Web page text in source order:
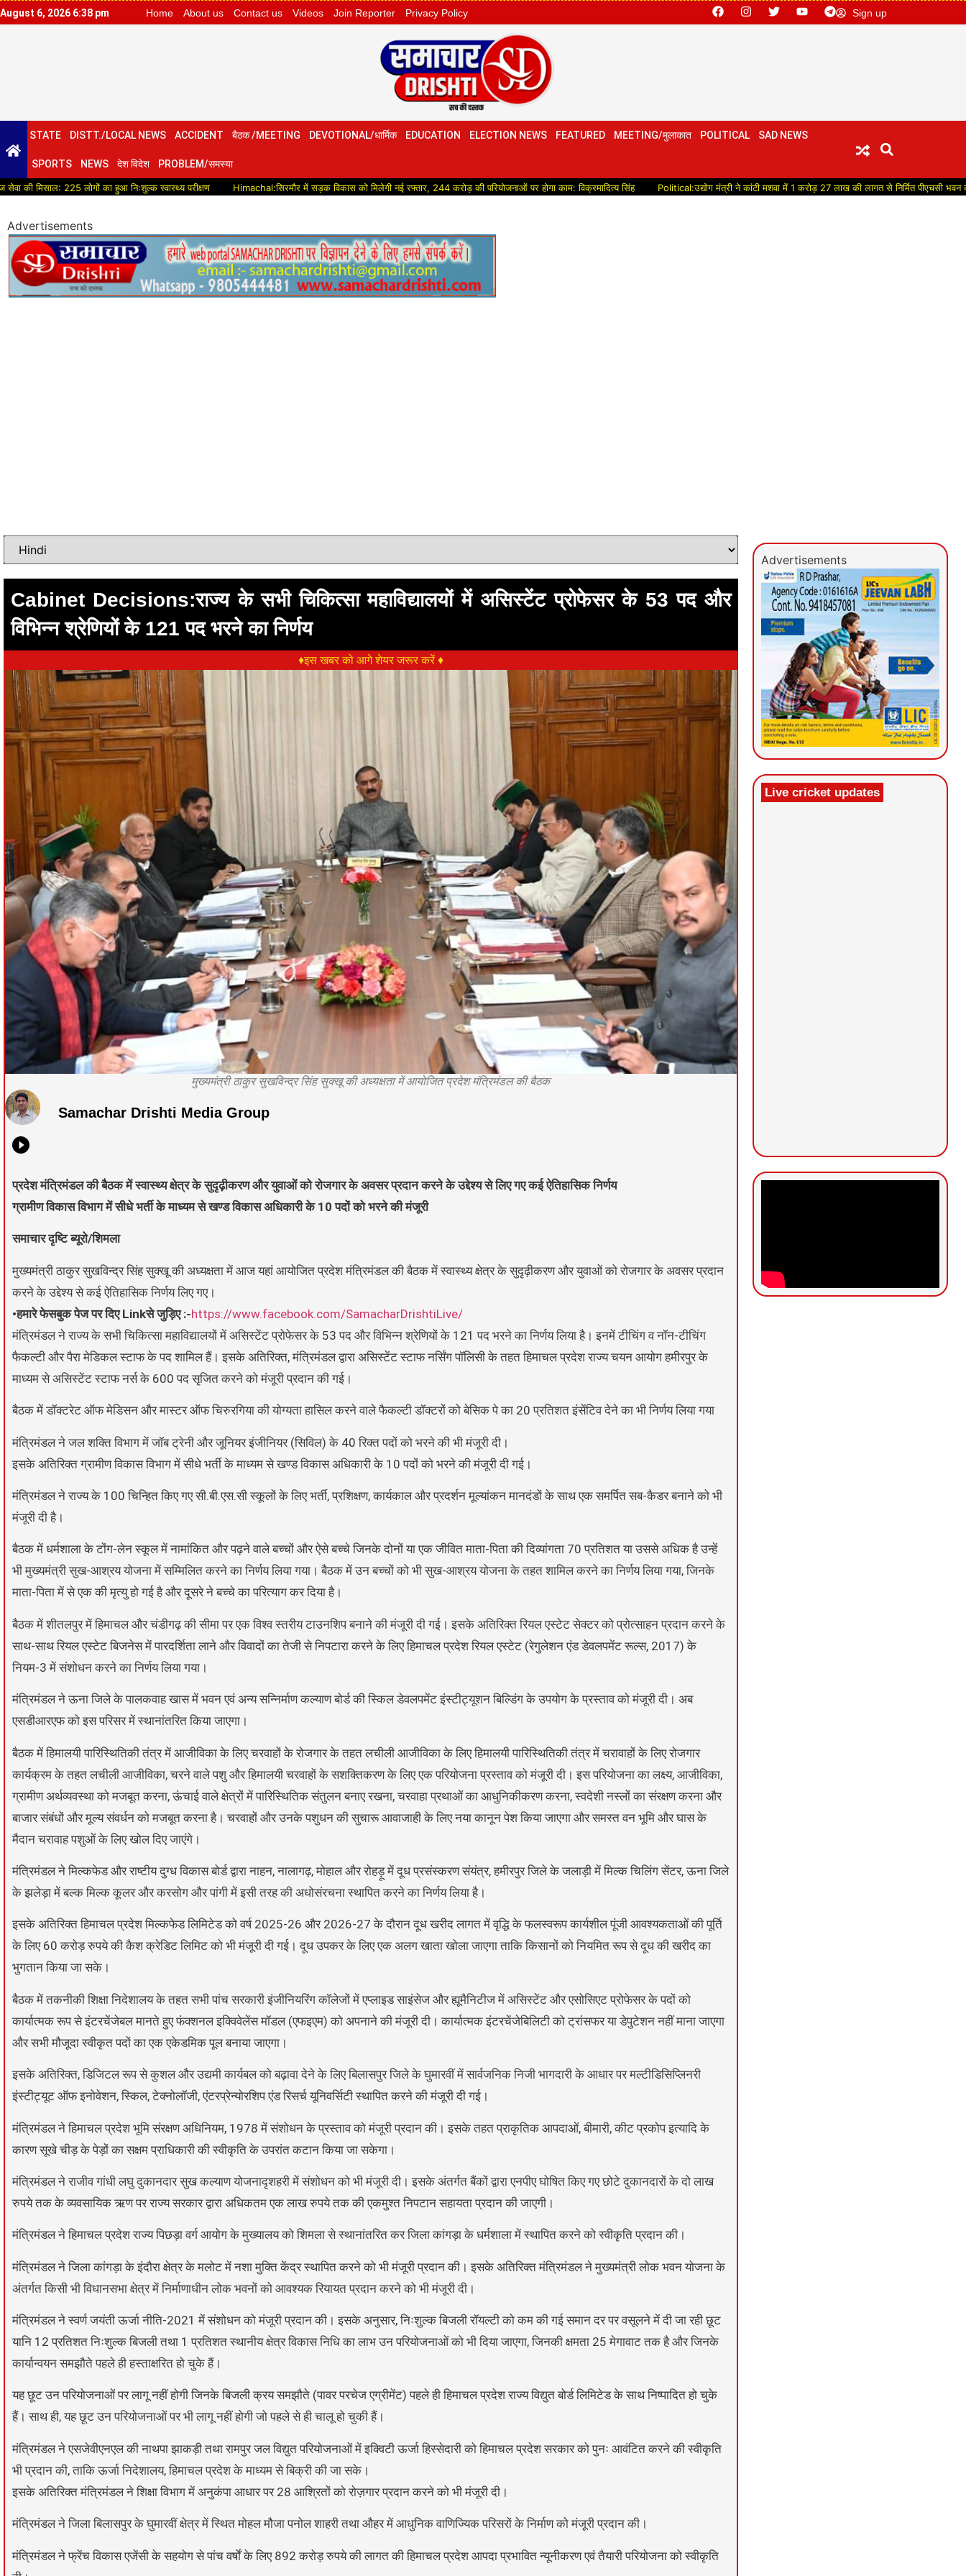
August 6, 2026 6:38 pm Home About us Contact us Videos Join Reporter Privacy Policy Sign up
STATE DISTT./LOCAL NEWS ACCIDENT बैठक /MEETING DEVOTIONAL/धार्मिक EDUCATION ELECTION NEWS FEATURED MEETING/मुलाकात POLITICAL SAD NEWS
SPORTS NEWS देश विदेश PROBLEM/समस्या
225 लोगों का हुआ निःशुल्क स्वास्थ्य परीक्षण Himachal:सिरमौर में सड़क विकास को मिलेगी नई रफ्तार, 244 करोड़ की परियोजनाओं पर होगा काम: विक्रमादित्य सिंह Political:उद्योग मंत्री ने कांटी मशवा में 1 करोड़ 27 लाख की लागत से निर्मित पीएचसी भवन का किया
Advertisements
Cabinet Decisions:राज्य के सभी चिकित्सा महाविद्यालयों में असिस्टेंट प्रोफेसर के 53 पद और
विभिन्न श्रेणियों के 121 पद भरने का निर्णय
♦इस खबर को आगे शेयर जरूर करें ♦
मुख्यमंत्री ठाकुर सुखविन्द्र सिंह सुक्खू की अध्यक्षता में आयोजित प्रदेश मंत्रिमंडल की बैठक
Samachar Drishti Media Group
प्रदेश मंत्रिमंडल की बैठक में स्वास्थ्य क्षेत्र के सुदृढ़ीकरण और युवाओं को रोजगार के अवसर प्रदान करने के उद्देश्य से लिए गए कई ऐतिहासिक निर्णय
ग्रामीण विकास विभाग में सीधे भर्ती के माध्यम से खण्ड विकास अधिकारी के 10 पदों को भरने की मंजूरी
समाचार दृष्टि ब्यूरो/शिमला
मुख्यमंत्री ठाकुर सुखविन्द्र सिंह सुक्खू की अध्यक्षता में आज यहां आयोजित प्रदेश मंत्रिमंडल की बैठक में स्वास्थ्य क्षेत्र के सुदृढ़ीकरण और युवाओं को रोजगार के अवसर प्रदान
करने के उद्देश्य से कई ऐतिहासिक निर्णय लिए गए।
•हमारे फेसबुक पेज पर दिए Linkसे जुड़िए :-https://www.facebook.com/SamacharDrishtiLive/
मंत्रिमंडल ने राज्य के सभी चिकित्सा महाविद्यालयों में असिस्टेंट प्रोफेसर के 53 पद और विभिन्न श्रेणियों के 121 पद भरने का निर्णय लिया है। इनमें टीचिंग व नॉन-टीचिंग
फैकल्टी और पैरा मेडिकल स्टाफ के पद शामिल हैं। इसके अतिरिक्त, मंत्रिमंडल द्वारा असिस्टेंट स्टाफ नर्सिंग पॉलिसी के तहत हिमाचल प्रदेश राज्य चयन आयोग हमीरपुर के
माध्यम से असिस्टेंट स्टाफ नर्स के 600 पद सृजित करने को मंजूरी प्रदान की गई।
बैठक में डॉक्टरेट ऑफ मेडिसन और मास्टर ऑफ चिरुरगिया की योग्यता हासिल करने वाले फैकल्टी डॉक्टरों को बेसिक पे का 20 प्रतिशत इंसेंटिव देने का भी निर्णय लिया गया
मंत्रिमंडल ने जल शक्ति विभाग में जॉब ट्रेनी और जूनियर इंजीनियर (सिविल) के 40 रिक्त पदों को भरने की भी मंजूरी दी।
इसके अतिरिक्त ग्रामीण विकास विभाग में सीधे भर्ती के माध्यम से खण्ड विकास अधिकारी के 10 पदों को भरने की मंजूरी दी गई।
मंत्रिमंडल ने राज्य के 100 चिन्हित किए गए सी.बी.एस.सी स्कूलों के लिए भर्ती, प्रशिक्षण, कार्यकाल और प्रदर्शन मूल्यांकन मानदंडों के साथ एक समर्पित सब-कैडर बनाने को भी
मंजूरी दी है।
बैठक में धर्मशाला के टोंग-लेन स्कूल में नामांकित और पढ़ने वाले बच्चों और ऐसे बच्चे जिनके दोनों या एक जीवित माता-पिता की दिव्यांगता 70 प्रतिशत या उससे अधिक है उन्हें
भी मुख्यमंत्री सुख-आश्रय योजना में सम्मिलित करने का निर्णय लिया गया। बैठक में उन बच्चों को भी सुख-आश्रय योजना के तहत शामिल करने का निर्णय लिया गया, जिनके
माता-पिता में से एक की मृत्यु हो गई है और दूसरे ने बच्चे का परित्याग कर दिया है।
बैठक में शीतलपुर में हिमाचल और चंडीगढ़ की सीमा पर एक विश्व स्तरीय टाउनशिप बनाने की मंजूरी दी गई। इसके अतिरिक्त रियल एस्टेट सेक्टर को प्रोत्साहन प्रदान करने के
साथ-साथ रियल एस्टेट बिजनेस में पारदर्शिता लाने और विवादों का तेजी से निपटारा करने के लिए हिमाचल प्रदेश रियल एस्टेट (रेगुलेशन एंड डेवलपमेंट रूल्स, 2017) के
नियम-3 में संशोधन करने का निर्णय लिया गया।
मंत्रिमंडल ने ऊना जिले के पालकवाह खास में भवन एवं अन्य सन्निर्माण कल्याण बोर्ड की स्किल डेवलपमेंट इंस्टीट्यूशन बिल्डिंग के उपयोग के प्रस्ताव को मंजूरी दी। अब
एसडीआरएफ को इस परिसर में स्थानांतरित किया जाएगा।
बैठक में हिमालयी पारिस्थितिकी तंत्र में आजीविका के लिए चरवाहों के रोजगार के तहत लचीली आजीविका के लिए हिमालयी पारिस्थितिकी तंत्र में चरावाहों के लिए रोजगार
कार्यक्रम के तहत लचीली आजीविका, चरने वाले पशु और हिमालयी चरवाहों के सशक्तिकरण के लिए एक परियोजना प्रस्ताव को मंजूरी दी। इस परियोजना का लक्ष्य, आजीविका,
ग्रामीण अर्थव्यवस्था को मजबूत करना, ऊंचाई वाले क्षेत्रों में पारिस्थितिक संतुलन बनाए रखना, चरवाहा प्रथाओं का आधुनिकीकरण करना, स्वदेशी नस्लों का संरक्षण करना और
बाजार संबंधों और मूल्य संवर्धन को मजबूत करना है। चरवाहों और उनके पशुधन की सुचारू आवाजाही के लिए नया कानून पेश किया जाएगा और समस्त वन भूमि और घास के
मैदान चरावाह पशुओं के लिए खोल दिए जाएंगे।
मंत्रिमंडल ने मिल्कफेड और राष्टीय दुग्ध विकास बोर्ड द्वारा नाहन, नालागढ़, मोहाल और रोहड़ू में दूध प्रसंस्करण संयंत्र, हमीरपुर जिले के जलाड़ी में मिल्क चिलिंग सेंटर, ऊना जिले
के झलेड़ा में बल्क मिल्क कूलर और करसोग और पांगी में इसी तरह की अधोसंरचना स्थापित करने का निर्णय लिया है।
इसके अतिरिक्त हिमाचल प्रदेश मिल्कफेड लिमिटेड को वर्ष 2025-26 और 2026-27 के दौरान दूध खरीद लागत में वृद्धि के फलस्वरूप कार्यशील पूंजी आवश्यकताओं की पूर्ति
के लिए 60 करोड़ रुपये की कैश क्रेडिट लिमिट को भी मंजूरी दी गई। दूध उपकर के लिए एक अलग खाता खोला जाएगा ताकि किसानों को नियमित रूप से दूध की खरीद का
भुगतान किया जा सके।
बैठक में तकनीकी शिक्षा निदेशालय के तहत सभी पांच सरकारी इंजीनियरिंग कॉलेजों में एप्लाइड साइंसेज और ह्यूमैनिटीज में असिस्टेंट और एसोसिएट प्रोफेसर के पदों को
कार्यात्मक रूप से इंटरचेंजेबल मानते हुए फंक्शनल इक्विवेलेंस मॉडल (एफइएम) को अपनाने की मंजूरी दी। कार्यात्मक इंटरचेंजेबिलिटी को ट्रांसफर या डेपुटेशन नहीं माना जाएगा
और सभी मौजूदा स्वीकृत पदों का एक एकेडमिक पूल बनाया जाएगा।
इसके अतिरिक्त, डिजिटल रूप से कुशल और उद्यमी कार्यबल को बढ़ावा देने के लिए बिलासपुर जिले के घुमारवीं में सार्वजनिक निजी भागदारी के आधार पर मल्टीडिसिप्लिनरी
इंस्टीट्यूट ऑफ इनोवेशन, स्किल, टेक्नोलॉजी, एंटरप्रेन्योरशिप एंड रिसर्च यूनिवर्सिटी स्थापित करने की मंजूरी दी गई।
मंत्रिमंडल ने हिमाचल प्रदेश भूमि संरक्षण अधिनियम, 1978 में संशोधन के प्रस्ताव को मंजूरी प्रदान की। इसके तहत प्राकृतिक आपदाओं, बीमारी, कीट प्रकोप इत्यादि के
कारण सूखे चीड़ के पेड़ों का सक्षम प्राधिकारी की स्वीकृति के उपरांत कटान किया जा सकेगा।
मंत्रिमंडल ने राजीव गांधी लघु दुकानदार सुख कल्याण योजनादृशहरी में संशोधन को भी मंजूरी दी। इसके अंतर्गत बैंकों द्वारा एनपीए घोषित किए गए छोटे दुकानदारों के दो लाख
रुपये तक के व्यवसायिक ऋण पर राज्य सरकार द्वारा अधिकतम एक लाख रुपये तक की एकमुश्त निपटान सहायता प्रदान की जाएगी।
मंत्रिमंडल ने हिमाचल प्रदेश राज्य पिछड़ा वर्ग आयोग के मुख्यालय को शिमला से स्थानांतरित कर जिला कांगड़ा के धर्मशाला में स्थापित करने को स्वीकृति प्रदान की।
मंत्रिमंडल ने जिला कांगड़ा के इंदौरा क्षेत्र के मलोट में नशा मुक्ति केंद्र स्थापित करने को भी मंजूरी प्रदान की। इसके अतिरिक्त मंत्रिमंडल ने मुख्यमंत्री लोक भवन योजना के
अंतर्गत किसी भी विधानसभा क्षेत्र में निर्माणाधीन लोक भवनों को आवश्यक रियायत प्रदान करने को भी मंजूरी दी।
मंत्रिमंडल ने स्वर्ण जयंती ऊर्जा नीति-2021 में संशोधन को मंजूरी प्रदान की। इसके अनुसार, निःशुल्क बिजली रॉयल्टी को कम की गई समान दर पर वसूलने में दी जा रही छूट
यानि 12 प्रतिशत निःशुल्क बिजली तथा 1 प्रतिशत स्थानीय क्षेत्र विकास निधि का लाभ उन परियोजनाओं को भी दिया जाएगा, जिनकी क्षमता 25 मेगावाट तक है और जिनके
कार्यान्वयन समझौते पहले ही हस्ताक्षरित हो चुके हैं।
यह छूट उन परियोजनाओं पर लागू नहीं होगी जिनके बिजली क्रय समझौते (पावर परचेज एग्रीमेंट) पहले ही हिमाचल प्रदेश राज्य विद्युत बोर्ड लिमिटेड के साथ निष्पादित हो चुके
हैं। साथ ही, यह छूट उन परियोजनाओं पर भी लागू नहीं होगी जो पहले से ही चालू हो चुकी हैं।
मंत्रिमंडल ने एसजेवीएनएल की नाथपा झाकड़ी तथा रामपुर जल विद्युत परियोजनाओं में इक्विटी ऊर्जा हिस्सेदारी को हिमाचल प्रदेश सरकार को पुनः आवंटित करने की स्वीकृति
भी प्रदान की, ताकि ऊर्जा निदेशालय, हिमाचल प्रदेश के माध्यम से बिक्री की जा सके।
इसके अतिरिक्त मंत्रिमंडल ने शिक्षा विभाग में अनुकंपा आधार पर 28 आश्रितों को रोज़गार प्रदान करने को भी मंजूरी दी।
मंत्रिमंडल ने जिला बिलासपुर के घुमारवीं क्षेत्र में स्थित मोहल मौजा पनोल शाहरी तथा औहर में आधुनिक वाणिज्यिक परिसरों के निर्माण को मंजूरी प्रदान की।
मंत्रिमंडल ने फ्रेंच विकास एजेंसी के सहयोग से पांच वर्षों के लिए 892 करोड़ रुपये की लागत की हिमाचल प्रदेश आपदा प्रभावित न्यूनीकरण एवं तैयारी परियोजना को स्वीकृति
Advertisements
Live cricket updates